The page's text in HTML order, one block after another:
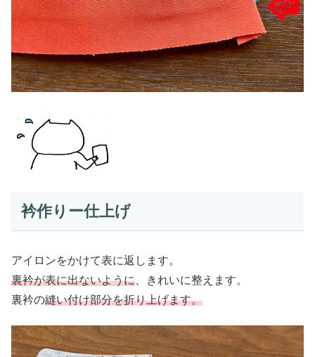
衿作りー仕上げ
アイロンをかけて表に返します。
裏衿が表に出ないように 、きれいに整えます。
裏衿の縫い付け部分を折り上げます。